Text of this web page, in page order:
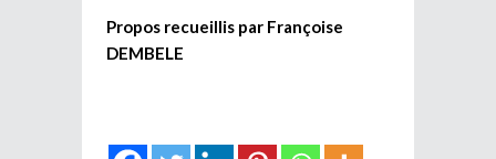
Propos recueillis par Françoise
DEMBELE